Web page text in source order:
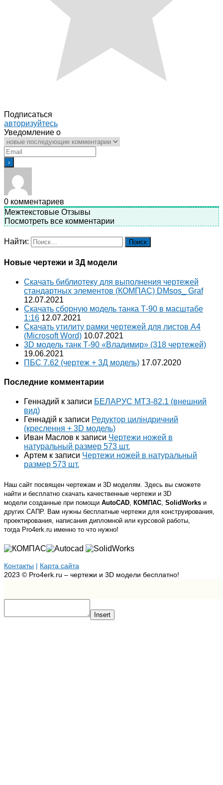
Подписаться
авторизуйтесь
Уведомление о
0 комментариев
Межтекстовые Отзывы
Посмотреть все комментарии
Найти:
Новые чертежи и 3Д модели
Скачать библиотеку для выполнения чертежей
стандартных элементов (КОМПАС) DMsos_ Graf
12.07.2021
Скачать сборную модель танка Т-90 в масштабе
1:16 12.07.2021
Скачать утилиту рамки чертежей для листов A4
(Microsoft Word) 10.07.2021
3D модель танк Т-90 «Владимир» (318 чертежей)
19.06.2021
ПБС 7.62 (чертеж + 3Д модель) 17.07.2020
Последние комментарии
Геннадий к записи БЕЛАРУС МТЗ-82.1 (внешний
вид)
Геннадій к записи Редуктор циліндричний
(креслення + 3D модель)
Иван Маслов к записи Чертежи ножей в
натуральный размер 573 шт.
Артем к записи Чертежи ножей в натуральный
размер 573 шт.
Наш сайт посвящен чертежам и 3D моделям. Здесь вы сможете
найти и бесплатно скачать качественные чертежи и 3D
модели созданные при помощи AutoCAD КОМПАС SolidWorks и
других САПР. Вам нужны бесплатные чертежи для конструирования,
проектирования, написания дипломной или курсовой работы,
тогда Pro4erk.ru именно то что нужно!
Контакты | Карта сайта
2023 © Pro4erk.ru – чертежи и 3D модели бесплатно!
Insert